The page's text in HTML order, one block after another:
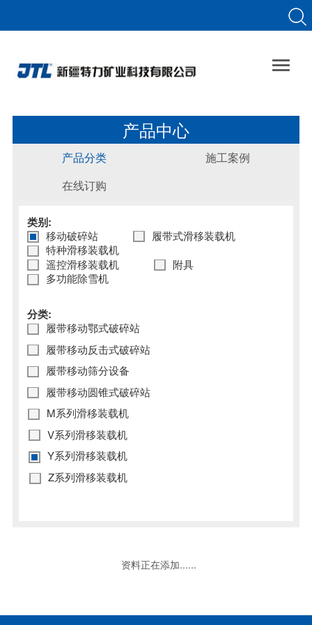

产品中心
产品分类
施工案例
在线订购
类别:
移动破碎站
履带式滑移装载机
特种滑移装载机
遥控滑移装载机
附具
多功能除雪机
分类:
履带移动鄂式破碎站
履带移动反击式破碎站
履带移动筛分设备
履带移动圆锥式破碎站
M系列滑移装载机
V系列滑移装载机
Y系列滑移装载机
Z系列滑移装载机
资料正在添加......